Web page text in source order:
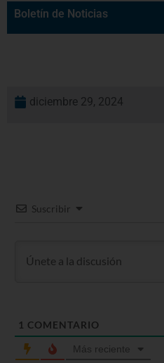
Boletín de Noticias
diciembre 29, 2024
Suscribir
1 COMENTARIO
Más reciente